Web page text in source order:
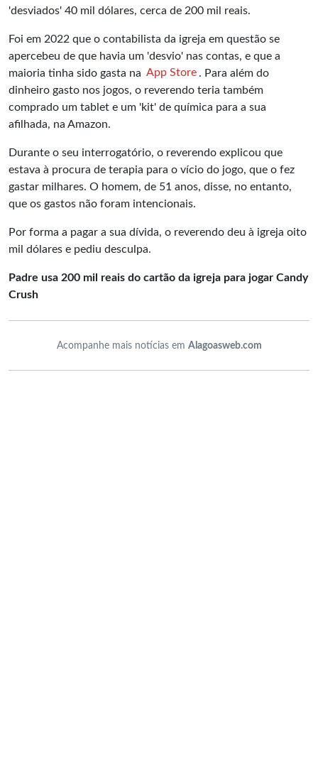
'desviados' 40 mil dólares, cerca de 200 mil reais.
Foi em 2022 que o contabilista da igreja em questão se
apercebeu de que havia um 'desvio' nas contas, e que a
maioria tinha sido gasta na App Store . Para além do
dinheiro gasto nos jogos, o reverendo teria também
comprado um tablet e um 'kit' de química para a sua
afilhada, na Amazon.
Durante o seu interrogatório, o reverendo explicou que
estava à procura de terapia para o vício do jogo, que o fez
gastar milhares. O homem, de 51 anos, disse, no entanto,
que os gastos não foram intencionais.
Por forma a pagar a sua dívida, o reverendo deu à igreja oito
mil dólares e pediu desculpa.
Padre usa 200 mil reais do cartão da igreja para jogar Candy
Crush
Acompanhe mais notícias em Alagoasweb.com